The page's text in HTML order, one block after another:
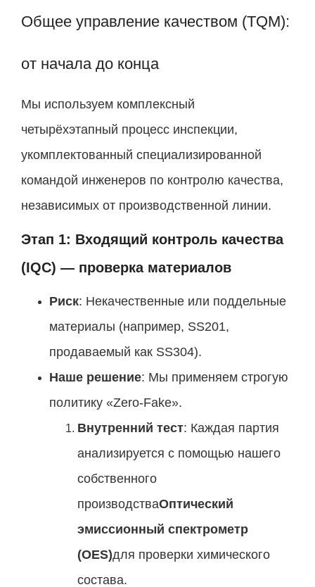
Общее управление качеством (TQM):
от начала до конца
Мы используем комплексный
четырёхэтапный процесс инспекции,
укомплектованный специализированной
командой инженеров по контролю качества,
независимых от производственной линии.
Этап 1: Входящий контроль качества
(IQC) — проверка материалов
Риск: Некачественные или поддельные
материалы (например, SS201,
продаваемый как SS304).
Наше решение: Мы применяем строгую
политику «Zero-Fake».
Внутренний тест: Каждая партия
анализируется с помощью нашего
собственного
производстваОптический
эмиссионный спектрометр
(OES)для проверки химического
состава.